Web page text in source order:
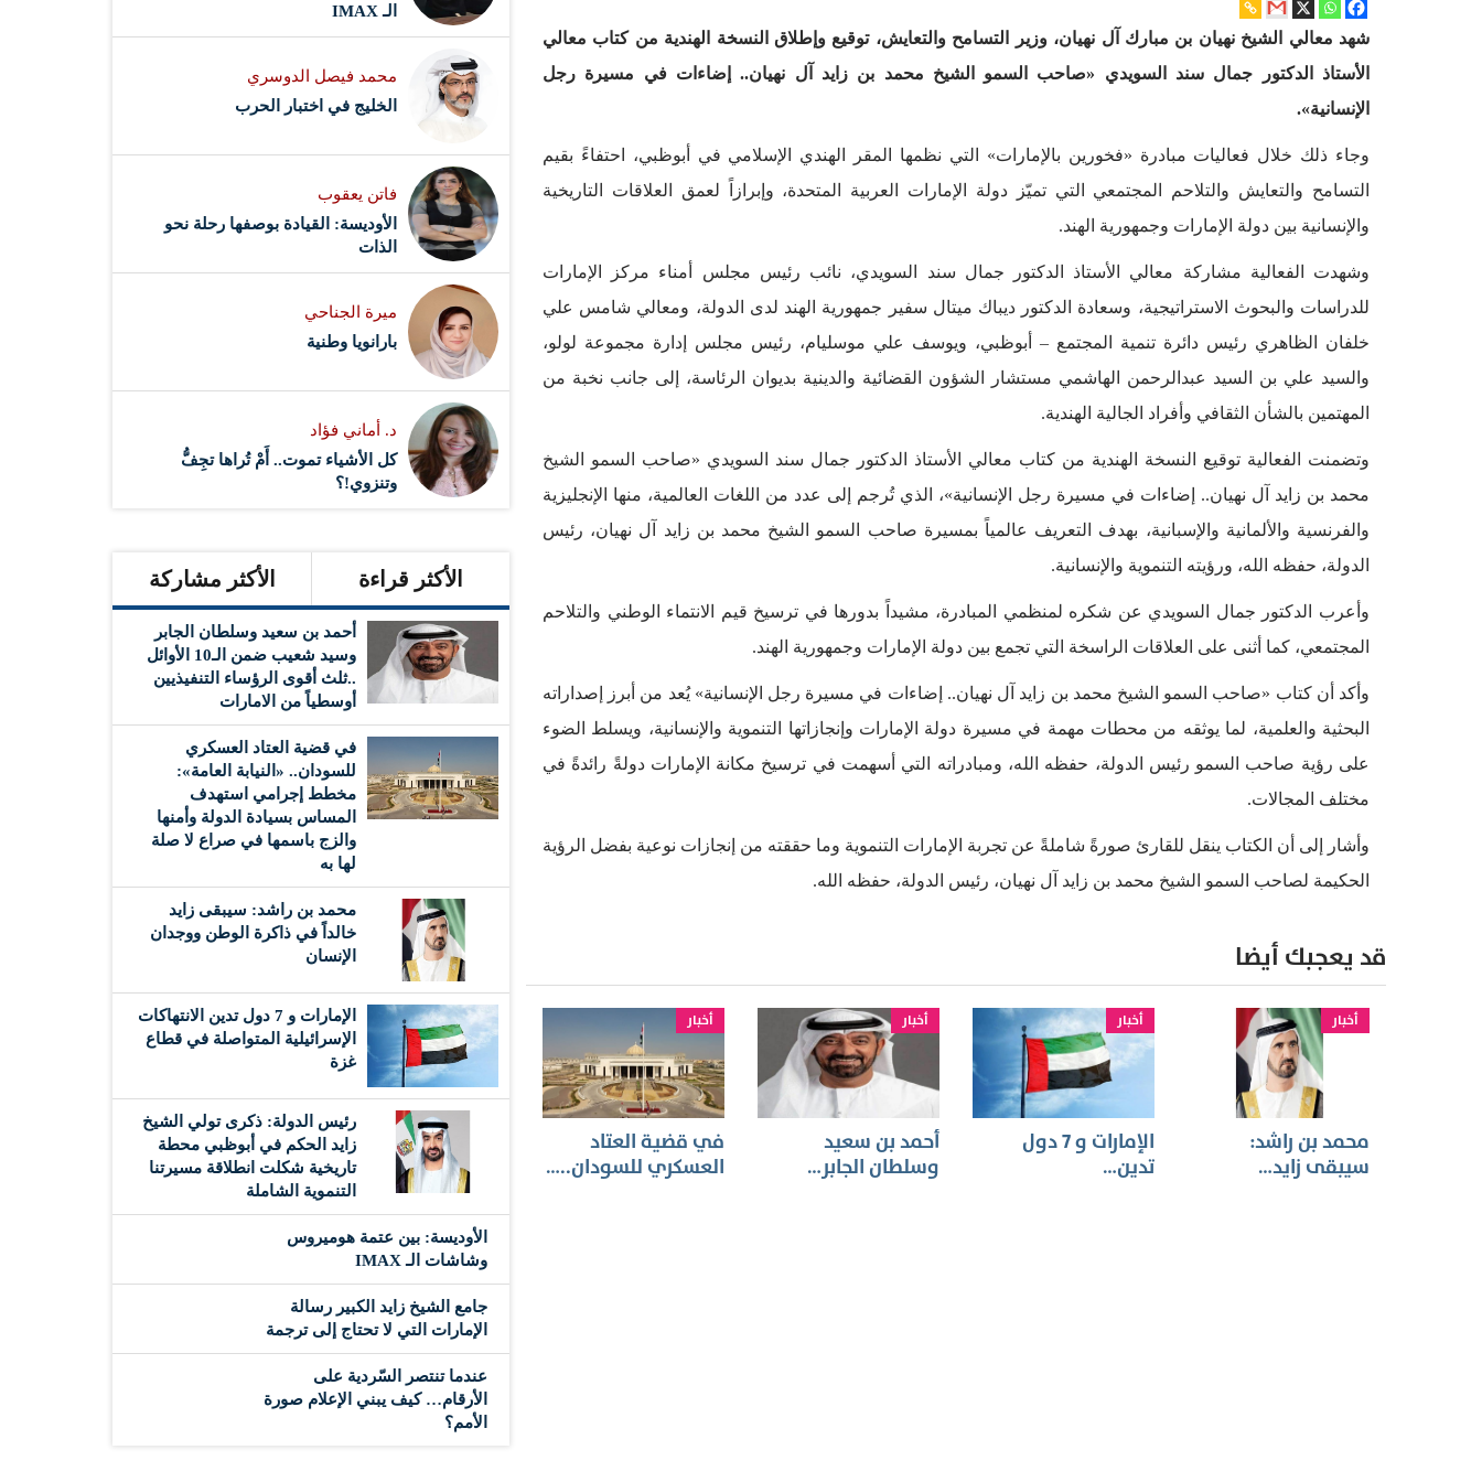
شهد معالي الشيخ نهيان بن مبارك آل نهيان، وزير التسامح والتعايش، توقيع وإطلاق النسخة الهندية من كتاب معالي
الأستاذ الدكتور جمال سند السويدي «صاحب السمو الشيخ محمد بن زايد آل نهيان.. إضاءات في مسيرة رجل
الإنسانية».
وجاء ذلك خلال فعاليات مبادرة «فخورين بالإمارات» التي نظمها المقر الهندي الإسلامي في أبوظبي، احتفاءً بقيم
التسامح والتعايش والتلاحم المجتمعي التي تميّز دولة الإمارات العربية المتحدة، وإبرازاً لعمق العلاقات التاريخية
والإنسانية بين دولة الإمارات وجمهورية الهند.
وشهدت الفعالية مشاركة معالي الأستاذ الدكتور جمال سند السويدي، نائب رئيس مجلس أمناء مركز الإمارات
للدراسات والبحوث الاستراتيجية، وسعادة الدكتور ديباك ميتال سفير جمهورية الهند لدى الدولة، ومعالي شامس علي
خلفان الظاهري رئيس دائرة تنمية المجتمع – أبوظبي، ويوسف علي موسليام، رئيس مجلس إدارة مجموعة لولو،
والسيد علي بن السيد عبدالرحمن الهاشمي مستشار الشؤون القضائية والدينية بديوان الرئاسة، إلى جانب نخبة من
المهتمين بالشأن الثقافي وأفراد الجالية الهندية.
وتضمنت الفعالية توقيع النسخة الهندية من كتاب معالي الأستاذ الدكتور جمال سند السويدي «صاحب السمو الشيخ
محمد بن زايد آل نهيان.. إضاءات في مسيرة رجل الإنسانية»، الذي تُرجم إلى عدد من اللغات العالمية، منها الإنجليزية
والفرنسية والألمانية والإسبانية، بهدف التعريف عالمياً بمسيرة صاحب السمو الشيخ محمد بن زايد آل نهيان، رئيس
الدولة، حفظه الله، ورؤيته التنموية والإنسانية.
وأعرب الدكتور جمال السويدي عن شكره لمنظمي المبادرة، مشيداً بدورها في ترسيخ قيم الانتماء الوطني والتلاحم
المجتمعي، كما أثنى على العلاقات الراسخة التي تجمع بين دولة الإمارات وجمهورية الهند.
وأكد أن كتاب «صاحب السمو الشيخ محمد بن زايد آل نهيان.. إضاءات في مسيرة رجل الإنسانية» يُعد من أبرز إصداراته
البحثية والعلمية، لما يوثقه من محطات مهمة في مسيرة دولة الإمارات وإنجازاتها التنموية والإنسانية، ويسلط الضوء
على رؤية صاحب السمو رئيس الدولة، حفظه الله، ومبادراته التي أسهمت في ترسيخ مكانة الإمارات دولةً رائدةً في
مختلف المجالات.
وأشار إلى أن الكتاب ينقل للقارئ صورةً شاملةً عن تجربة الإمارات التنموية وما حققته من إنجازات نوعية بفضل الرؤية
الحكيمة لصاحب السمو الشيخ محمد بن زايد آل نهيان، رئيس الدولة، حفظه الله.
قد يعجبك أيضا
أخبار
محمد بن راشد:
سيبقى زايد…
أخبار
الإمارات و 7 دول
تدين…
أخبار
أحمد بن سعيد
وسلطان الجابر…
أخبار
في قضية العتاد
العسكري للسودان..…
الـ IMAX
محمد فيصل الدوسري ​
‏الخليج في اختبار الحرب
فاتن يعقوب
الأوديسة: القيادة بوصفها رحلة نحو
الذات
ميرة الجناحي
بارانويا وطنية
د. أماني فؤاد
كل الأشياء تموت.. أَمْ تُراها تجِفُّ
وتنزوي!؟
الأكثر قراءة الأكثر مشاركة
أحمد بن سعيد وسلطان الجابر
وسيد شعيب ضمن الـ10 الأوائل
..ثلث أقوى الرؤساء التنفيذيين
أوسطياً من الامارات
في قضية العتاد العسكري
للسودان.. «النيابة العامة»:
مخطط إجرامي استهدف
المساس بسيادة الدولة وأمنها
والزج باسمها في صراع لا صلة
لها به
محمد بن راشد: سيبقى زايد
خالداً في ذاكرة الوطن ووجدان
الإنسان
الإمارات و 7 دول تدين الانتهاكات
الإسرائيلية المتواصلة في قطاع
غزة
رئيس الدولة: ذكرى تولي الشيخ
زايد الحكم في أبوظبي محطة
تاريخية شكلت انطلاقة مسيرتنا
التنموية الشاملة
الأوديسة: بين عتمة هوميروس
وشاشات الـ IMAX
جامع الشيخ زايد الكبير رسالة
الإمارات التي لا تحتاج إلى ترجمة
عندما تنتصر السّردية على
الأرقام… كيف يبني الإعلام صورة
الأمم؟